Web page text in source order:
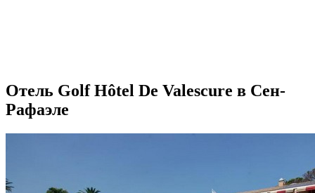
Отель Golf Hôtel De Valescure в Сен-
Рафаэле